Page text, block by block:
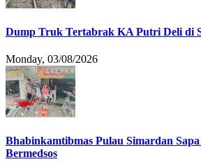
Dump Truk Tertabrak KA Putri Deli di
Monday, 03/08/2026
Bhabinkamtibmas Pulau Simardan
Bermedsos